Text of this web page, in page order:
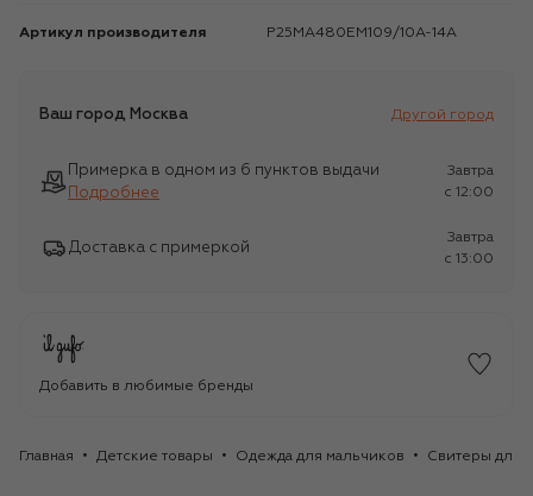
Артикул производителя P25MA480EM109/10A-14A
Ваш город Москва Другой город
Примерка в одном из 6 пунктов выдачи
Подробнее
Завтра
c 12:00
Доставка с примеркой
Завтра
c 13:00
Добавить в любимые бренды
Главная Детские товары Одежда для мальчиков Свитеры для